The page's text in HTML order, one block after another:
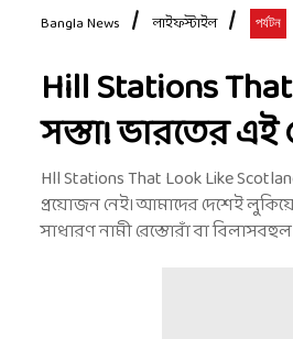
Bangla News লাইফস্টাইল পর্যটন
Hill Stations
সস্তা! ভারতের এই
Hll Stations That Look Like
প্রয়োজন নেই। আমাদের দেশেই
সাধারণ নামী রেস্তোরাঁ বা